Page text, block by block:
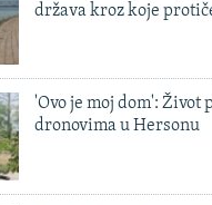
država kroz koje
'Ovo je moj dom': Život
dronovima u Hersonu